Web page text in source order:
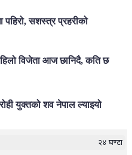
पहिरो, सशस्त्र प्रहरीको
विजेता आज छानिदै, कति छ
युक्तको शव नेपाल ल्याइयो
२४ घण्टा